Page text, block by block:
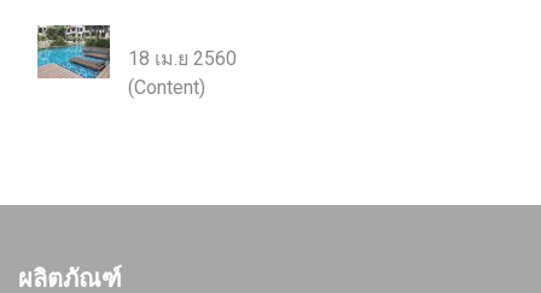
18 เม.ย 2560
(Content)
ผลิตภัณฑ์